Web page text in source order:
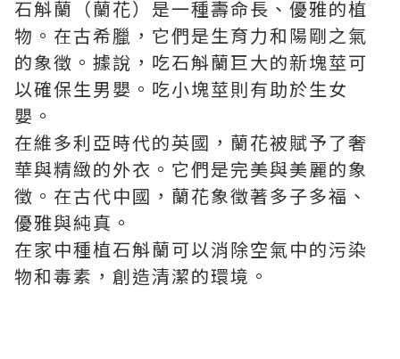
石斛蘭（蘭花）是一種壽命長、優雅的植
物。在古希臘，它們是生育力和陽剛之氣
的象徵。據說，吃石斛蘭巨大的新塊莖可
以確保生男嬰。吃小塊莖則有助於生女
嬰。
在維多利亞時代的英國，蘭花被賦予了奢
華與精緻的外衣。它們是完美與美麗的象
徵。在古代中國，蘭花象徵著多子多福、
優雅與純真。
在家中種植石斛蘭可以消除空氣中的污染
物和毒素，創造清潔的環境。